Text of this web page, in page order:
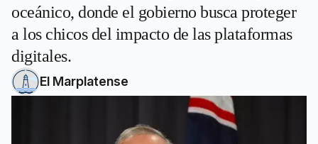
oceánico, donde el gobierno busca proteger
a los chicos del impacto de las plataformas
digitales.
El Marplatense